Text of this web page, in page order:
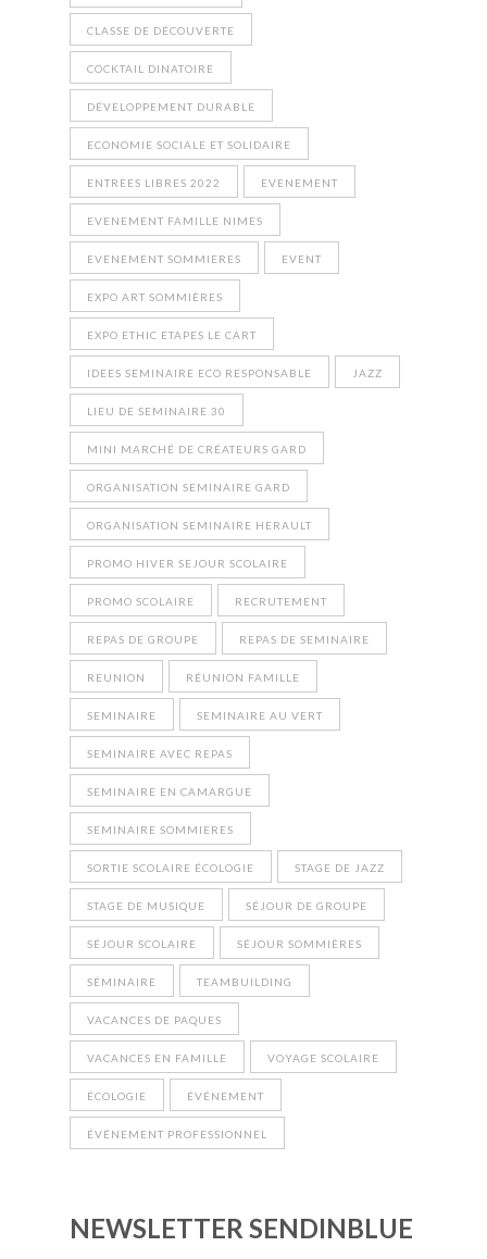
CLASSE DE DÉCOUVERTE
COCKTAIL DINATOIRE
DÉVELOPPEMENT DURABLE
ECONOMIE SOCIALE ET SOLIDAIRE
ENTREES LIBRES 2022 EVENEMENT
EVENEMENT FAMILLE NIMES
EVENEMENT SOMMIERES EVENT
EXPO ART SOMMIÈRES
EXPO ETHIC ETAPES LE CART
IDEES SEMINAIRE ECO RESPONSABLE JAZZ
LIEU DE SEMINAIRE 30
MINI MARCHÉ DE CRÉATEURS GARD
ORGANISATION SEMINAIRE GARD
ORGANISATION SEMINAIRE HERAULT
PROMO HIVER SEJOUR SCOLAIRE
PROMO SCOLAIRE RECRUTEMENT
REPAS DE GROUPE REPAS DE SEMINAIRE
REUNION RÉUNION FAMILLE
SEMINAIRE SEMINAIRE AU VERT
SEMINAIRE AVEC REPAS
SEMINAIRE EN CAMARGUE
SEMINAIRE SOMMIERES
SORTIE SCOLAIRE ÉCOLOGIE STAGE DE JAZZ
STAGE DE MUSIQUE SÉJOUR DE GROUPE
SÉJOUR SCOLAIRE SÉJOUR SOMMIÈRES
SÉMINAIRE TEAMBUILDING
VACANCES DE PAQUES
VACANCES EN FAMILLE VOYAGE SCOLAIRE
ÉCOLOGIE ÉVÉNEMENT
ÉVÉNEMENT PROFESSIONNEL
NEWSLETTER SENDINBLUE